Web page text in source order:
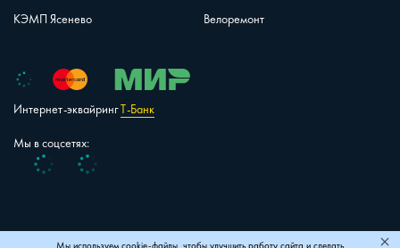
КЭМП Ясенево Велоремонт
Интернет-эквайрингТ-Банк
Мы в соцсетях:
Vk Telegram
Карта сайта +7 (495) 150-40-26